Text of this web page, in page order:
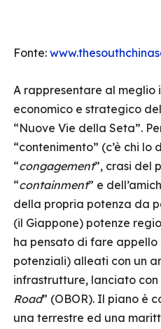
Fonte:
A rappresentare al meglio
economico e strategico
“Nuove Vie della Seta”.
“contenimento” (c’è chi lo
“congagement”, crasi del
“containment” e
della propria potenza da
(il Giappone) potenze
ha pensato di fare appello
potenziali) alleati con un
infrastrutture, lanciato con
Road” (OBOR). Il piano è
una terrestre ed una